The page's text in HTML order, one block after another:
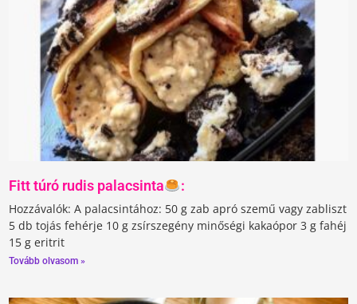
Fitt túró rudis palacsinta :
Hozzávalók: A palacsintához: 50 g zab apró szemű vagy zabliszt
5 db tojás fehérje 10 g zsírszegény minőségi kakaópor 3 g fahéj
15 g eritrit
Tovább olvasom »